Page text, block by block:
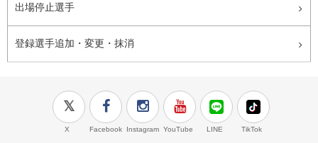
出場停止選手
登録選手追加・変更・抹消
X Facebook Instagram YouTube LINE TikTok